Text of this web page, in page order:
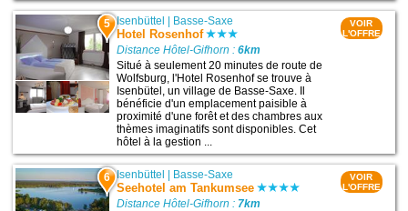
5 Isenbüttel | Basse-Saxe
Hotel Rosenhof
Distance Hôtel-Gifhorn :6km
Situé à seulement 20 minutes de route de
Wolfsburg, l'Hotel Rosenhof se trouve à
Isenbütel, un village de Basse-Saxe. Il
bénéficie d'un emplacement paisible à
proximité d'une forêt et des chambres aux
thèmes imaginatifs sont disponibles. Cet
hôtel à la gestion ...
VOIR
L'OFFRE
6 Isenbüttel | Basse-Saxe
Seehotel am Tankumsee
Distance Hôtel-Gifhorn : 7km
VOIR
L'OFFRE